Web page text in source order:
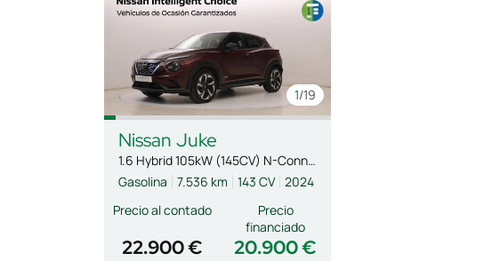
1/19
Nissan Juke
1.6 Hybrid 105kW (145CV) N-Connecta
Gasolina
7.536 km 143 CV 2024
Precio al contado
22.900 € 20.900 €
Precio
financiado